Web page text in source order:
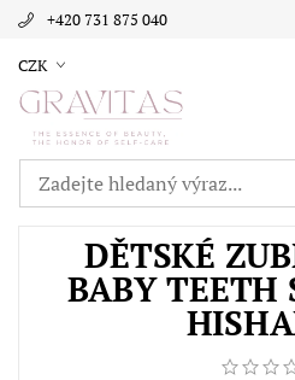
+420 731 875 040
CZK
DĚTSKÉ
BABY TEETH